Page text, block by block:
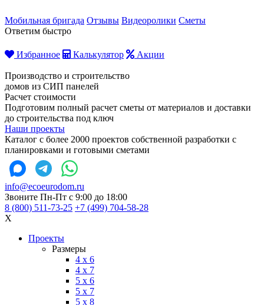
Мобильная бригада Отзывы Видеоролики Сметы
Ответим быстро
Избранное Калькулятор Акции
Производство и строительство
домов из СИП панелей
Расчет стоимости
Подготовим полный расчет сметы от материалов и доставки
до строительства под ключ
Наши проекты
Каталог с более 2000 проектов собственной разработки с
планировками и готовыми сметами
info@ecoeurodom.ru
Звоните Пн-Пт с 9:00 до 18:00
8 (800) 511-73-25 +7 (499) 704-58-28
X
Проекты
Размеры
4 x 6
4 x 7
5 x 6
5 x 7
5 x 8